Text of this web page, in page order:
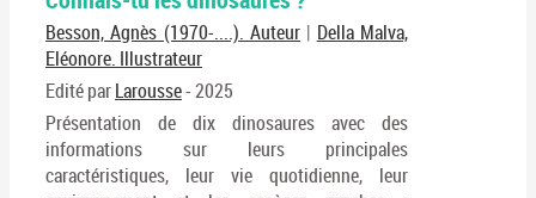
Besson, Agnès (1970-....). Auteur | Della Malva,
Eléonore. Illustrateur
Edité parLarousse- 2025
Présentation de dix dinosaures avec des
informations sur leurs principales
caractéristiques, leur vie quotidienne, leur